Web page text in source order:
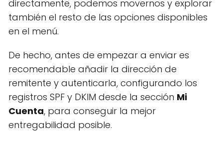
directamente, podemos movernos y explorar
también el resto de las opciones disponibles
en el menú.
De hecho, antes de empezar a enviar es
recomendable añadir la dirección de
remitente y autenticarla, configurando los
registros SPF y DKIM desde la sección Mi
Cuenta, para conseguir la mejor
entregabilidad posible.